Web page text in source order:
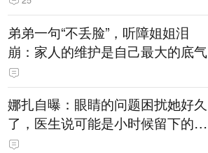
弟弟一句“不丢脸”，听障姐姐泪
崩：家人的维护是自己最大的底气
娜扎自曝：眼睛的问题困扰她好久
了，医生说可能是小时候留下的病
根